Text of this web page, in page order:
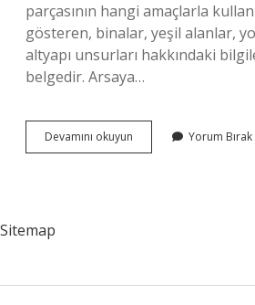
parçasının hangi amaçlarla
gösteren, binalar, yeşil alanlar,
altyapı unsurları hakkındaki
belgedir. Arsaya…
Devamını okuyun
Alan
Yorum Bırak
Sitemap